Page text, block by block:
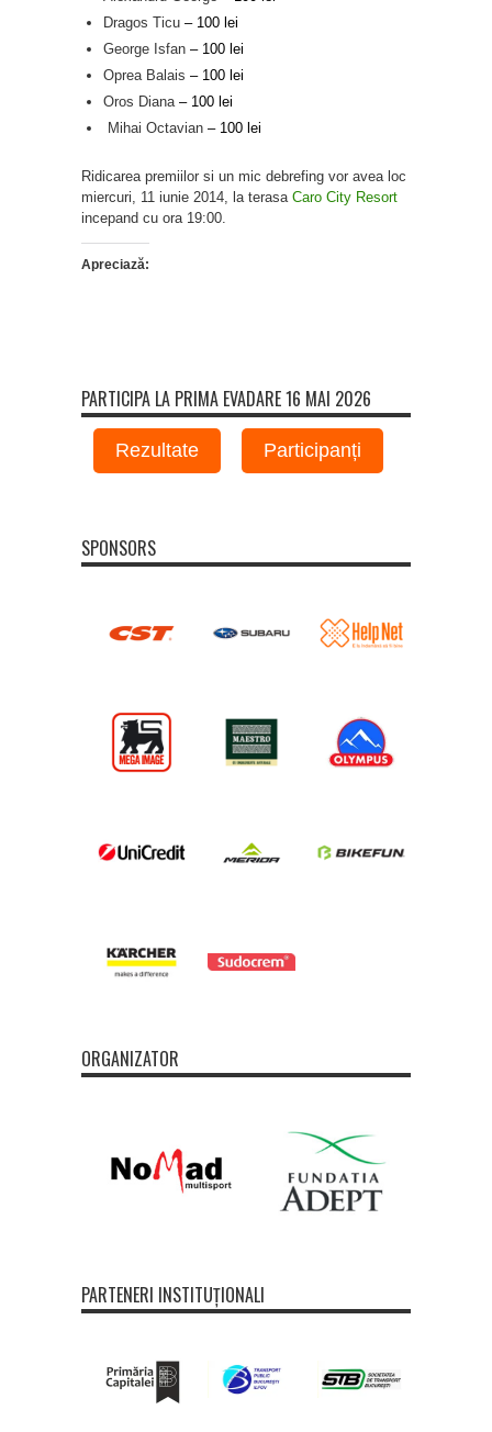
Dragos Ticu – 100 lei
George Isfan – 100 lei
Oprea Balais – 100 lei
Oros Diana– 100 lei
Mihai Octavian – 100 lei
Ridicarea premiilor si un mic debrefing vor avea loc
miercuri, 11 iunie 2014, la terasa Caro City Resort
incepand cu ora 19:00.
Apreciază:
PARTICIPA LA PRIMA EVADARE 16 MAI 2026
Rezultate Participanți
SPONSORS
ORGANIZATOR
PARTENERI INSTITUȚIONALI